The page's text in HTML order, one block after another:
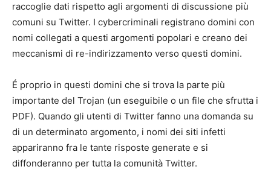
raccoglie dati rispetto agli argomenti di discussione più
comuni su Twitter. I cybercriminali registrano domini con
nomi collegati a questi argomenti popolari e creano dei
meccanismi di re-indirizzamento verso questi domini.
É proprio in questi domini che si trova la parte più
importante del Trojan (un eseguibile o un file che sfrutta i
PDF). Quando gli utenti di Twitter fanno una domanda su
di un determinato argomento, i nomi dei siti infetti
appariranno fra le tante risposte generate e si
diffonderanno per tutta la comunità Twitter.